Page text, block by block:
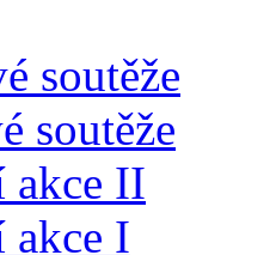
soutěže
soutěže
II
I